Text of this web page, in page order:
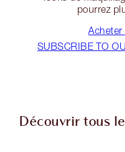
pourrez
Acheter
SUBSCRIBE TO
Découvrir tous